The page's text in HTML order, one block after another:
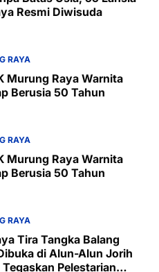
Resmi Diwisuda
RAYA
Murung Raya Warnita
Berusia 50 Tahun
RAYA
Murung Raya Warnita
Berusia 50 Tahun
RAYA
Tira Tangka Balang
di Alun-Alun Jorih
Pelestarian